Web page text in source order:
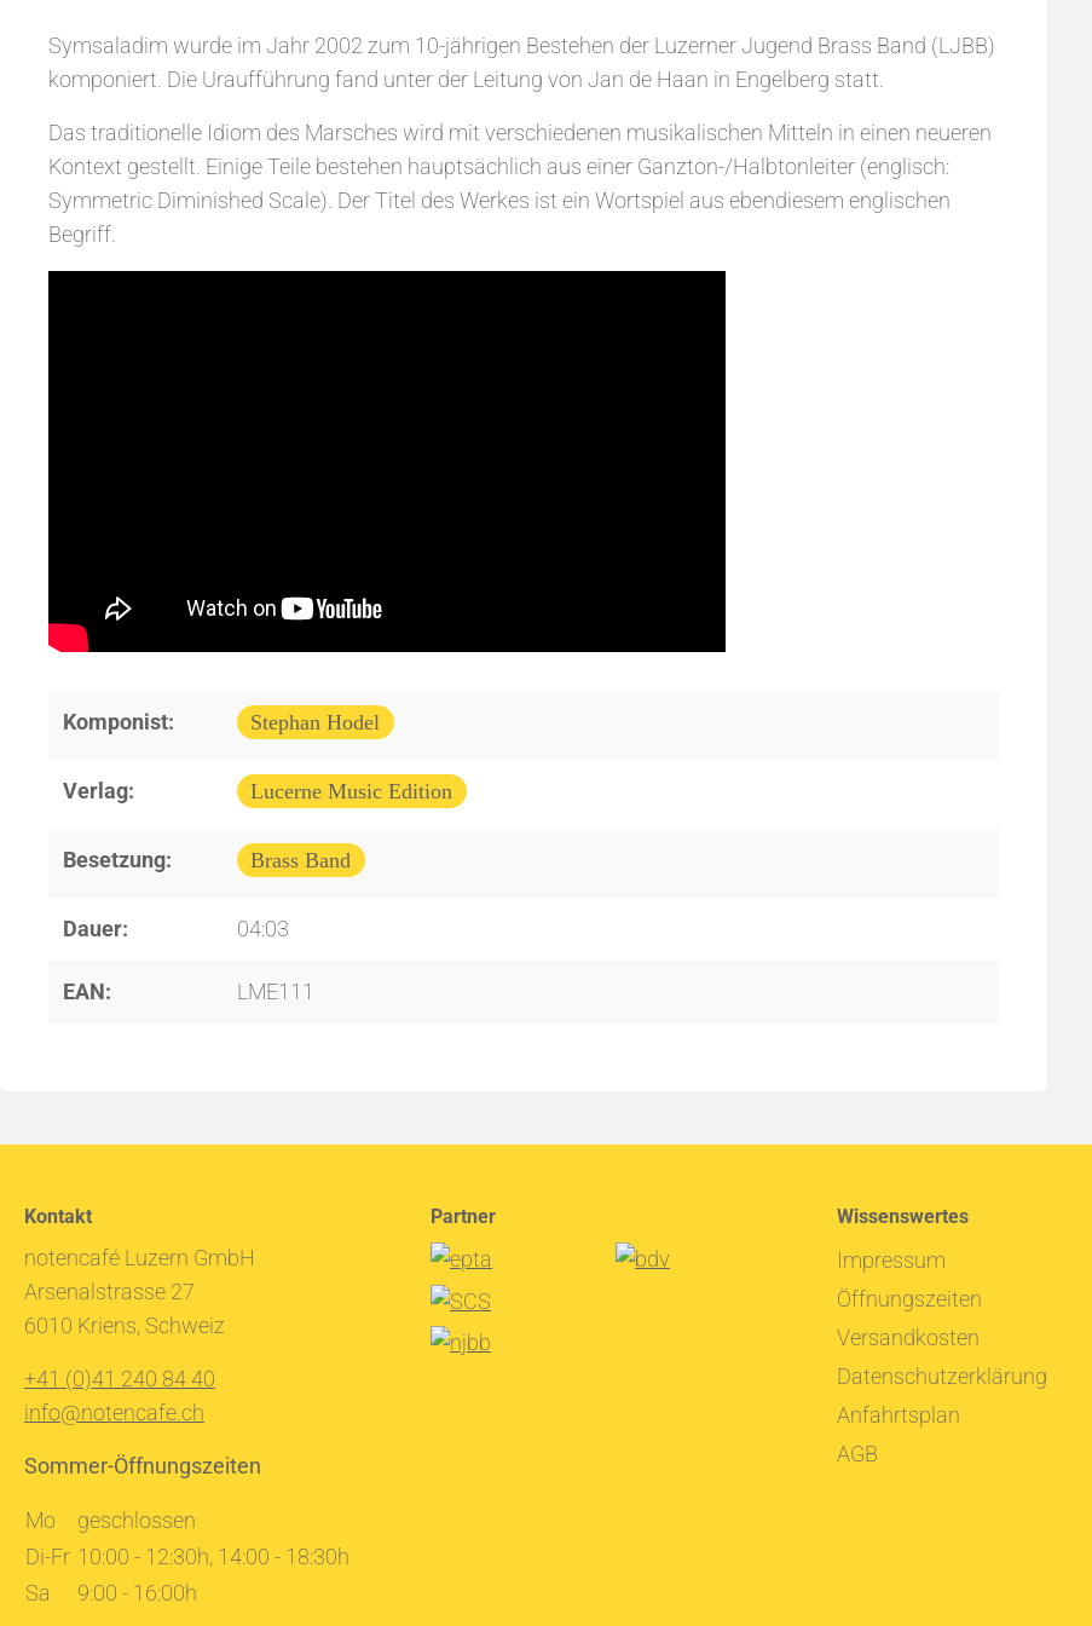
Symsaladim wurde im Jahr 2002 zum 10-jährigen Bestehen der Luzerner Jugend Brass Band (LJBB)
komponiert. Die Uraufführung fand unter der Leitung von Jan de Haan in Engelberg statt.
Das traditionelle Idiom des Marsches wird mit verschiedenen musikalischen Mitteln in einen neueren
Kontext gestellt. Einige Teile bestehen hauptsächlich aus einer Ganzton-/Halbtonleiter (englisch:
Symmetric Diminished Scale). Der Titel des Werkes ist ein Wortspiel aus ebendiesem englischen
Begriff.
Komponist: Stephan Hodel
Verlag: Lucerne Music Edition
Besetzung: Brass Band
Dauer: 04:03
EAN: LME111
Kontakt
notencafé Luzern GmbH
Arsenalstrasse 27
6010 Kriens, Schweiz
+41 (0)41 240 84 40
info@notencafe.ch
Sommer-Öffnungszeiten
Mo
geschlossen
Di-Fr 10:00 - 12:30h, 14:00 - 18:30h
Sa
9:00 - 16:00h
Partner Wissenswertes
Impressum
Öffnungszeiten
Versandkosten
Datenschutzerklärung
Anfahrtsplan
AGB